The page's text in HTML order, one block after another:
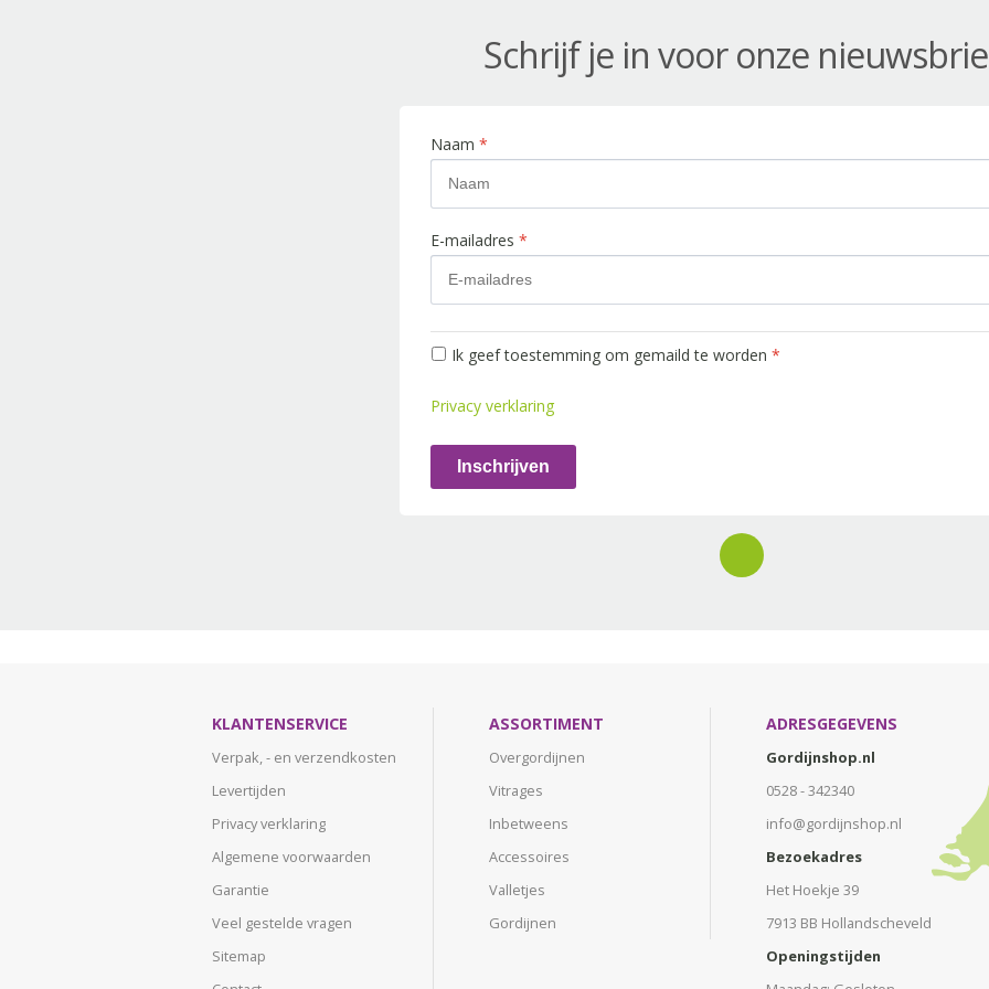
Schrijf je in voor onze
Naam *
E-mailadres *
Ik geef toestemming om gemaild te worden *
Privacy verklaring
Inschrijven
KLANTENSERVICE
Verpak, - en verzendkosten
Levertijden
Privacy verklaring
Algemene voorwaarden
Garantie
Veel gestelde vragen
Sitemap
ASSORTIMENT
Overgordijnen
Vitrages
Inbetweens
Accessoires
Valletjes
Gordijnen
ADRESGEGEVENS
Gordijnshop.nl
0528 - 342340
info@gordijnshop.nl
Bezoekadres
Het Hoekje 39
7913 BB Hollandscheveld
Openingstijden